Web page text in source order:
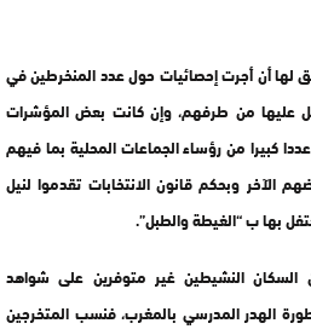
لها أن أجرت إحصائيات حول عدد المنخرطين في
عليها من طرفهم، وإن كانت بعض المؤشرات
كبيرا من رؤساء الجماعات المحلية بما فيهم
الآخر وبحكم قانون الانتخابات تقدموا لنيل
بها ب “الغيطة والطبل”.
62 بالمائة من السكان النشيطين غير متوفرين على شواهد
الهدر المدرسي بالمغرب، فنسب المتخرجين